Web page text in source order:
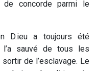
de concorde parmi le
D.ieu a toujours été
sauvé de tous les
de l’esclavage. Le